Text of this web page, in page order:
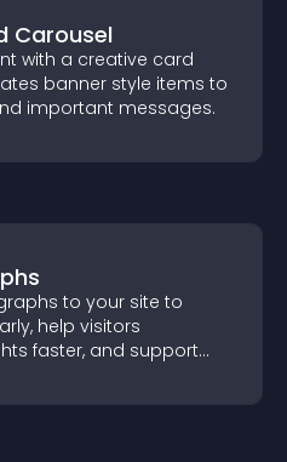
Carousel
with a creative card
banner style items to
important messages.
to your site to
help visitors
faster, and support
making.